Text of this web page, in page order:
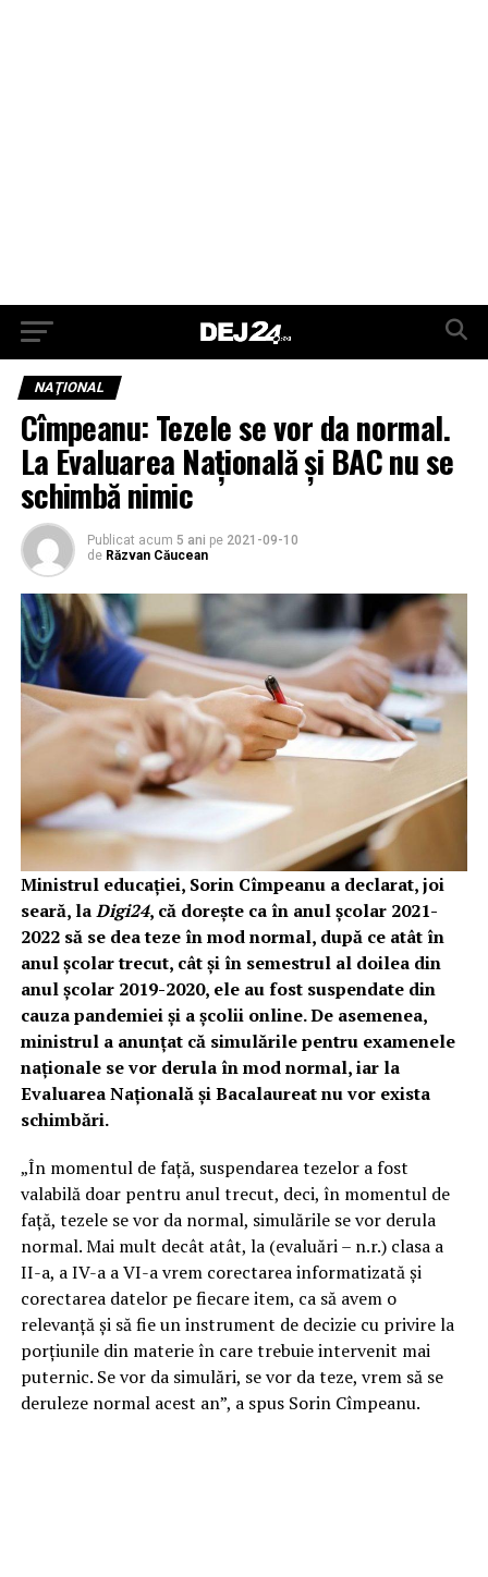
NAŢIONAL
Cîmpeanu: Tezele se vor da normal.
La Evaluarea Națională și BAC nu se
schimbă nimic
Publicat acum 5 ani pe 2021-09-10
de Răzvan Căucean
Ministrul educaţiei, Sorin Cîmpeanu a declarat, joi
seară, laDigi24, că dorește ca în anul școlar 2021-
2022 să se dea teze în mod normal, după ce atât în
anul școlar trecut, cât și în semestrul al doilea din
anul școlar 2019-2020, ele au fost suspendate din
cauza pandemiei și a școlii online. De asemenea,
ministrul a anunțat că simulările pentru examenele
naționale se vor derula în mod normal, iar la
Evaluarea Națională și Bacalaureat nu vor exista
schimbări.
„În momentul de faţă, suspendarea tezelor a fost
valabilă doar pentru anul trecut, deci, în momentul de
față, tezele se vor da normal, simulările se vor derula
normal. Mai mult decât atât, la (evaluări – n.r.) clasa a
II-a, a IV-a a VI-a vrem corectarea informatizată şi
corectarea datelor pe fiecare item, ca să avem o
relevanţă şi să fie un instrument de decizie cu privire la
porţiunile din materie în care trebuie intervenit mai
puternic. Se vor da simulări, se vor da teze, vrem să se
deruleze normal acest an”, a spus Sorin Cîmpeanu.